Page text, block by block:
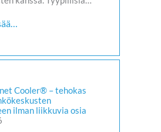
Cooler® – tehokas
ilman liikkuvia osia